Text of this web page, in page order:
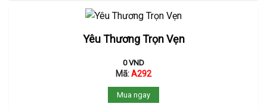
Yêu Thương Trọn Vẹn
0VND
Mã:A292
Mua ngay